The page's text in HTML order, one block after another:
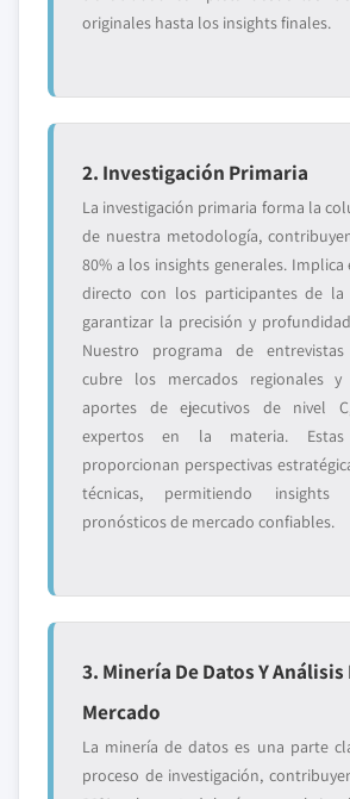
originales hasta los insights finales.
2. Investigación Primaria
La investigación primaria forma la
de nuestra metodología,
80% a los insights generales.
directo con los participantes de la
garantizar la precisión y
Nuestro programa de entrevistas
cubre los mercados regionales y
aportes de ejecutivos de nivel
expertos en la materia. Estas
proporcionan perspectivas
técnicas, permitiendo insights
pronósticos de mercado confiables.
3. Minería De Datos Y Análisis
Mercado
La minería de datos es una parte
proceso de investigación,